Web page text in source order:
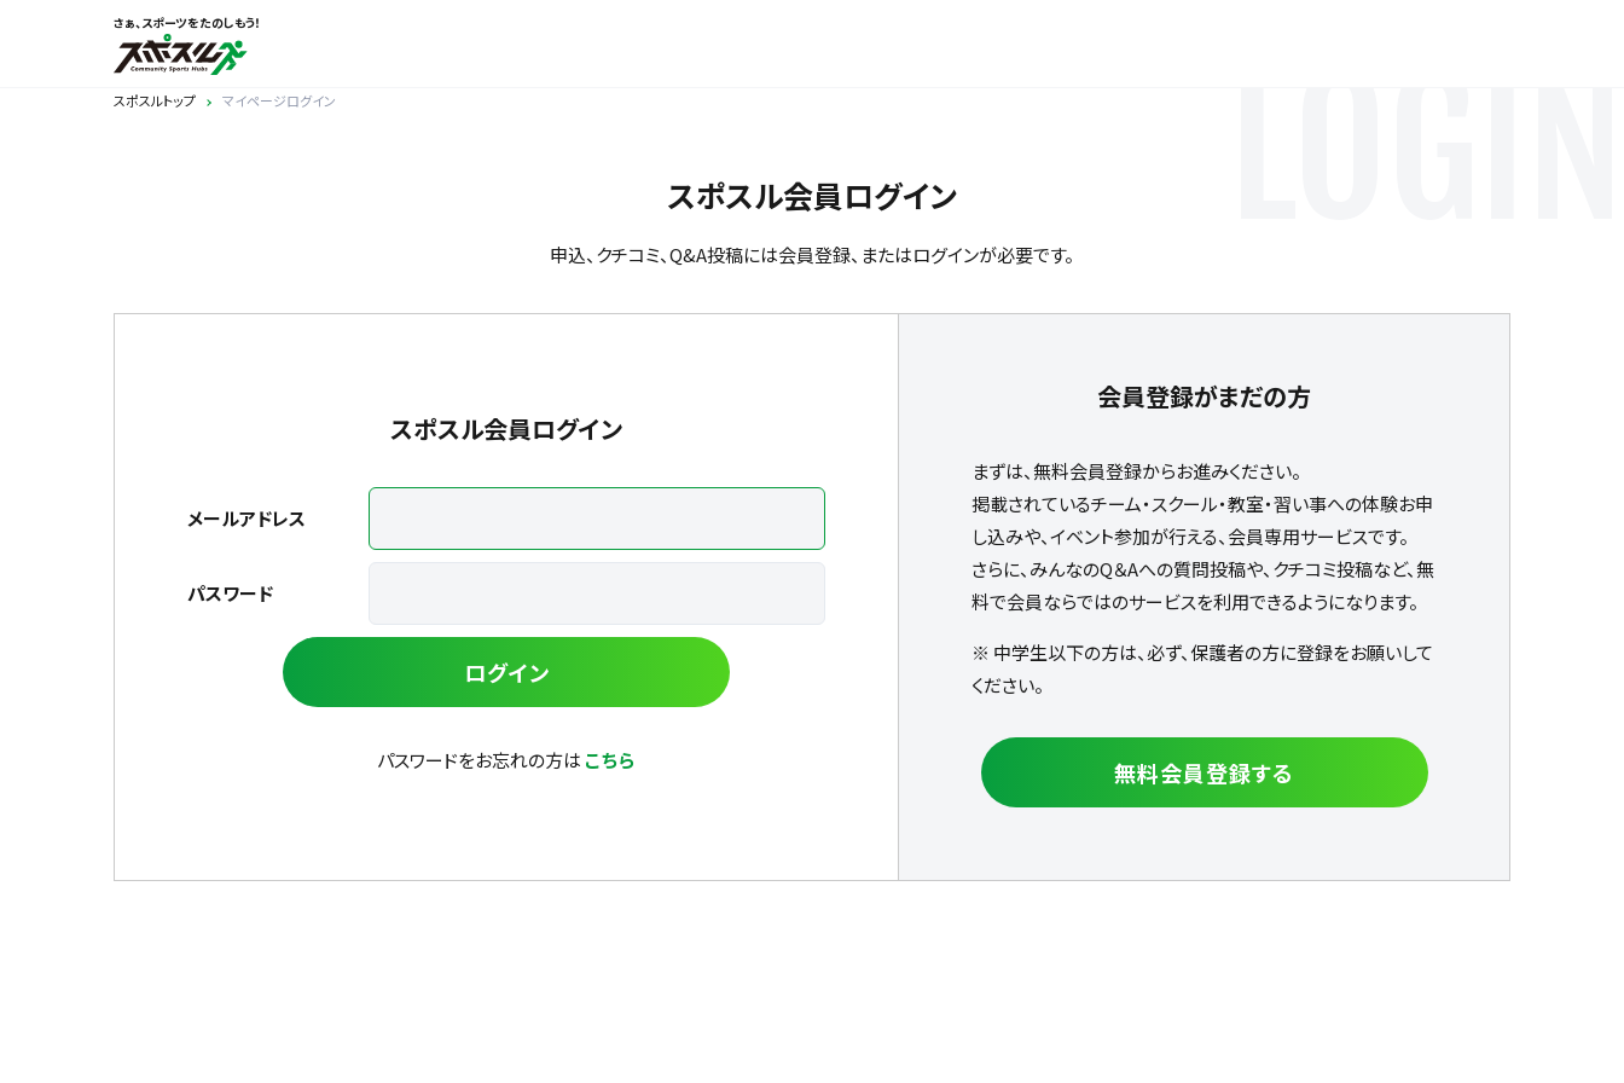
さぁ、スポーツをたのしもう！
スポスルトップ マイページログイン
スポスル会員ログイン
申込、クチコミ、Q&A投稿には会員登録、またはログインが必要です。
スポスル会員ログイン
メールアドレス
パスワード
ログイン
パスワードをお忘れの方は こちら
会員登録がまだの方
まずは、無料会員登録からお進みください。
掲載されているチーム・スクール・教室・習い事への体験お申
し込みや、イベント参加が行える、会員専用サービスです。
さらに、みんなのQ＆Aへの質問投稿や、クチコミ投稿など、無
料で会員ならではのサービスを利用できるようになります。
※ 中学生以下の方は、必ず、保護者の方に登録をお願いして
ください。
無料会員登録する